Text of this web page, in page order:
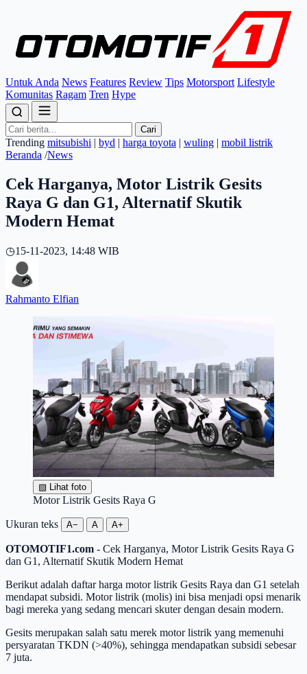
Untuk Anda News Features Review Tips Motorsport Lifestyle
Komunitas Ragam Tren Hype
Cari
Trending mitsubishi | byd | harga toyota | wuling | mobil listrik
Beranda /News
Cek Harganya, Motor Listrik Gesits
Raya G dan G1, Alternatif Skutik
Modern Hemat
◷15-11-2023, 14:48 WIB
Rahmanto Elfian
▧ Lihat foto
Motor Listrik Gesits Raya G
Ukuran teks A− A A+
OTOMOTIF1.com - Cek Harganya, Motor Listrik Gesits Raya G
dan G1, Alternatif Skutik Modern Hemat
Berikut adalah daftar harga motor listrik Gesits Raya dan G1 setelah
mendapat subsidi. Motor listrik (molis) ini bisa menjadi opsi menarik
bagi mereka yang sedang mencari skuter dengan desain modern.
Gesits merupakan salah satu merek motor listrik yang memenuhi
persyaratan TKDN (>40%), sehingga mendapatkan subsidi sebesar
7 juta.